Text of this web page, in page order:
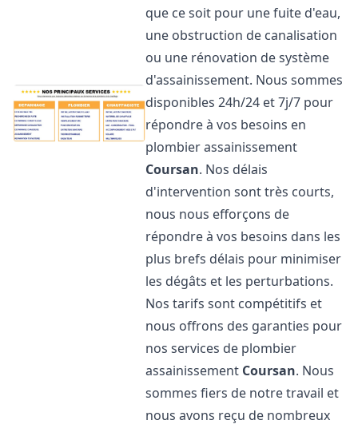
que ce soit pour une fuite d'eau,
une obstruction de canalisation
ou une rénovation de système
d'assainissement. Nous sommes
disponibles 24h/24 et 7j/7 pour
répondre à vos besoins en
plombier assainissement
Coursan. Nos délais
d'intervention sont très courts,
nous nous efforçons de
répondre à vos besoins dans les
plus brefs délais pour minimiser
les dégâts et les perturbations.
Nos tarifs sont compétitifs et
nous offrons des garanties pour
nos services de plombier
assainissement Coursan. Nous
sommes fiers de notre travail et
nous avons reçu de nombreux